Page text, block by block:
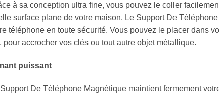
à sa conception ultra fine, vous pouvez le coller
surface plane de votre maison. Le Support De
téléphone en toute sécurité. Vous pouvez le placer dans
pour accrocher vos clés ou tout autre objet métallique.
puissant
De Téléphone Magnétique maintient fermement